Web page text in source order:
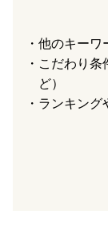
他のキーワ
こだわり条
ど）
ランキング